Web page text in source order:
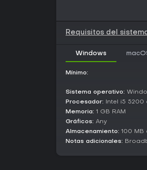
Requisitos del
Windows
Mínimo:
Sistema operativo:
Procesador: Intel i5 5200
Memoria: 1 GB RAM
Gráficos: Any
Almacenamiento: 100
Notas adicionales: